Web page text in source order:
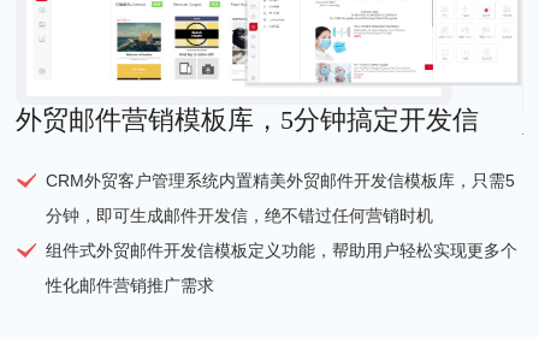
外贸邮件营销模板库，5分钟搞定开发信
CRM外贸客户管理系统内置精美外贸邮件开发信模板库，只需5
分钟，即可生成邮件开发信，绝不错过任何营销时机
组件式外贸邮件开发信模板定义功能，帮助用户轻松实现更多个
性化邮件营销推广需求